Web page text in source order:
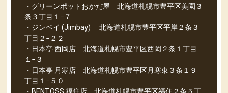
・グリーンポットおかだ屋 北海道札幌市豊平区美園３
条３丁目１−７
・ジンベイ (Jimbay) 北海道札幌市豊平区平岸２条３
丁目２−２２
・日本亭 西岡店 北海道札幌市豊平区西岡２条１丁目
１−３
・日本亭 月寒店 北海道札幌市豊平区月寒東３条１９
丁目１−５０